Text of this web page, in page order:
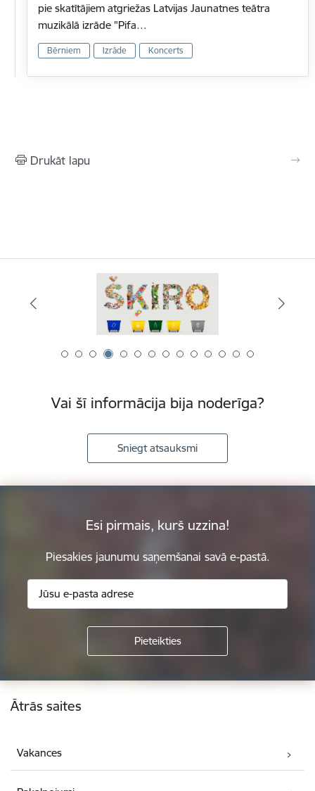
pie skatītājiem atgriežas Latvijas Jaunatnes teātra
muzikālā izrāde "Pifa…
Bērniem Izrāde Koncerts
Drukāt lapu
Vai šī informācija bija noderīga?
Sniegt atsauksmi
Esi pirmais, kurš uzzina!
Piesakies jaunumu saņemšanai savā e-pastā.
Kājene
Ātrās saites
Vakances